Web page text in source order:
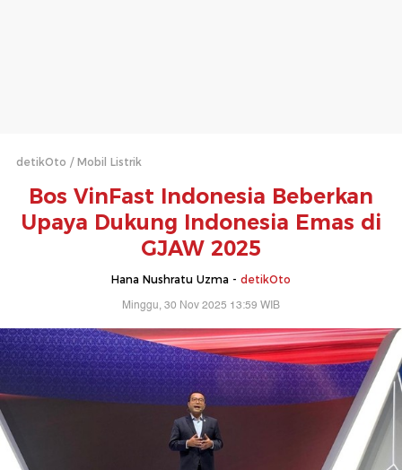
detikOto Mobil Listrik
Bos VinFast Indonesia Beberkan
Upaya Dukung Indonesia Emas di
GJAW 2025
Hana Nushratu Uzma - detikOto
Minggu, 30 Nov 2025 13:59 WIB